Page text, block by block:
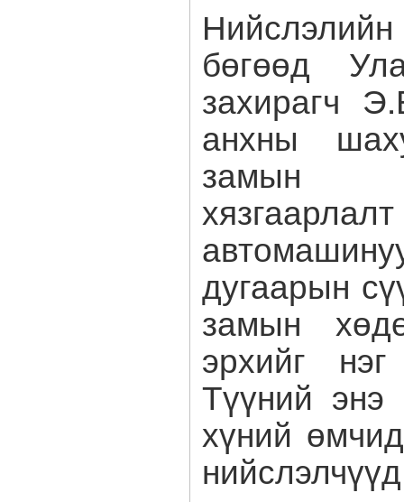
бөгөөд
захирагч
анхны
замын
дугаарын
замын
эрхийг
Түүний
хүний